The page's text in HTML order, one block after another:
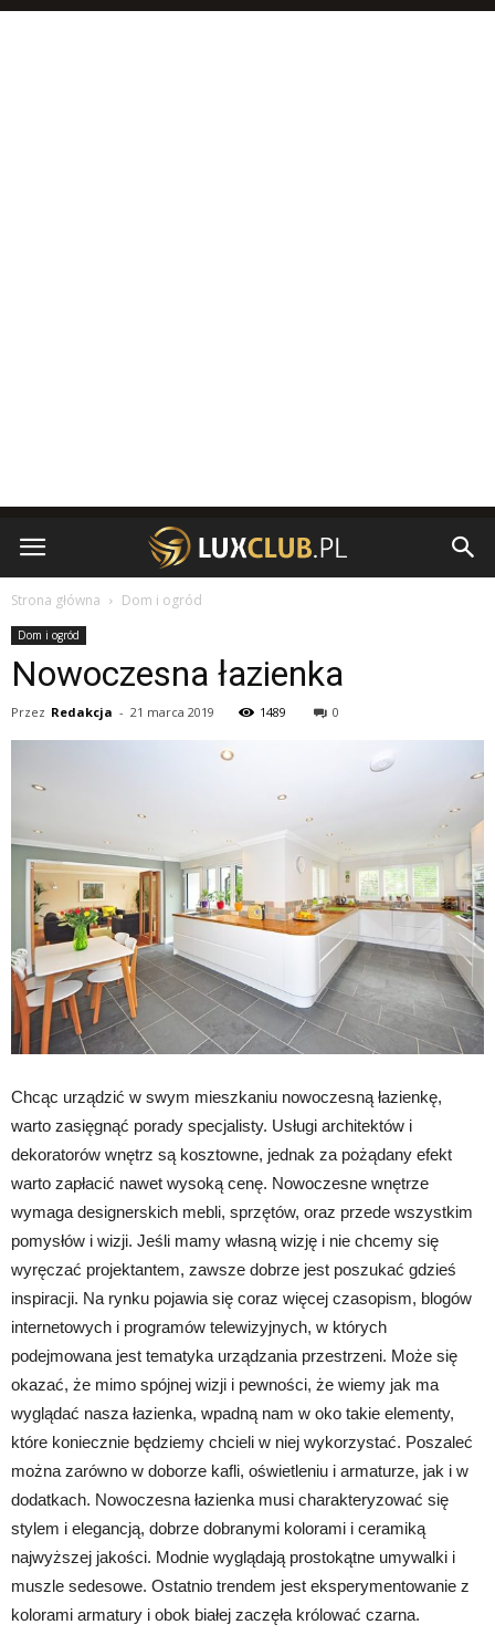
Strona główna Dom i ogród
Dom i ogród
Nowoczesna łazienka
Przez Redakcja - 21 marca 2019 1489 0
Chcąc urządzić w swym mieszkaniu nowoczesną łazienkę,
warto zasięgnąć porady specjalisty. Usługi architektów i
dekoratorów wnętrz są kosztowne, jednak za pożądany efekt
warto zapłacić nawet wysoką cenę. Nowoczesne wnętrze
wymaga designerskich mebli, sprzętów, oraz przede wszystkim
pomysłów i wizji. Jeśli mamy własną wizję i nie chcemy się
wyręczać projektantem, zawsze dobrze jest poszukać gdzieś
inspiracji. Na rynku pojawia się coraz więcej czasopism, blogów
internetowych i programów telewizyjnych, w których
podejmowana jest tematyka urządzania przestrzeni. Może się
okazać, że mimo spójnej wizji i pewności, że wiemy jak ma
wyglądać nasza łazienka, wpadną nam w oko takie elementy,
które koniecznie będziemy chcieli w niej wykorzystać. Poszaleć
można zarówno w doborze kafli, oświetleniu i armaturze, jak i w
dodatkach. Nowoczesna łazienka musi charakteryzować się
stylem i elegancją, dobrze dobranymi kolorami i ceramiką
najwyższej jakości. Modnie wyglądają prostokątne umywalki i
muszle sedesowe. Ostatnio trendem jest eksperymentowanie z
kolorami armatury i obok białej zaczęła królować czarna.